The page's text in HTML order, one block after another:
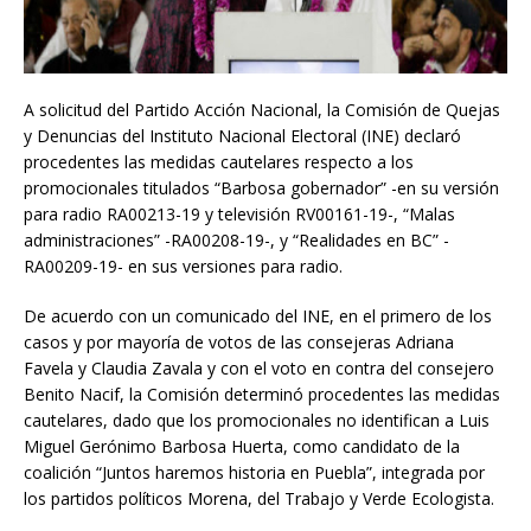
A solicitud del Partido Acción Nacional, la Comisión de Quejas
y Denuncias del Instituto Nacional Electoral (INE) declaró
procedentes las medidas cautelares respecto a los
promocionales titulados “Barbosa gobernador” -en su versión
para radio RA00213-19 y televisión RV00161-19-, “Malas
administraciones” -RA00208-19-, y “Realidades en BC” -
RA00209-19- en sus versiones para radio.
De acuerdo con un comunicado del INE, en el primero de los
casos y por mayoría de votos de las consejeras Adriana
Favela y Claudia Zavala y con el voto en contra del consejero
Benito Nacif, la Comisión determinó procedentes las medidas
cautelares, dado que los promocionales no identifican a Luis
Miguel Gerónimo Barbosa Huerta, como candidato de la
coalición “Juntos haremos historia en Puebla”, integrada por
los partidos políticos Morena, del Trabajo y Verde Ecologista.